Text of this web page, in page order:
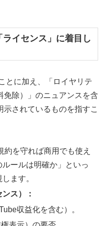
イセンス」に着目し
とに加え、「ロイヤリテ
免除）」のニュアンスを含
されているものを指すこ
約を守れば商用でも使え
ールは明確か」といっ
ます。
ス）：
収益化を含む）。